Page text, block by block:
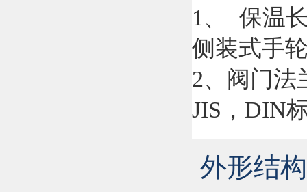
1、 保温
侧装式手
2、阀门法
JIS，DIN
外形结